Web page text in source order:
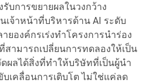
บการขยายผลในวงกว้าง
เจ้าหน้าที่บริหารด้าน AI ระดับ
ยองค์กรเร่งทำโครงการนำร่อง
สามารถเปลี่ยนการทดลองให้เป็น
ผลได้สิ่งที่ทำให้บริษัทที่เป็นผู้นำ
เคลื่อนการเติบโต ไม่ใช่แค่ลด